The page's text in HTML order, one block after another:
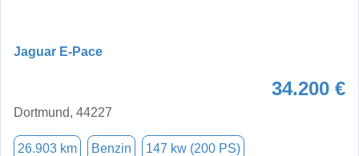
Jaguar E-Pace
34.200 €
Dortmund, 44227
26.903 km Benzin 147 kw (200 PS)